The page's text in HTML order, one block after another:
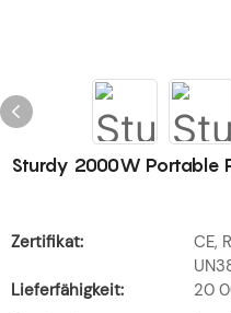
Sturdy 2000W Portable
Zertifikat:
CE,
Lieferfähigkeit:
20